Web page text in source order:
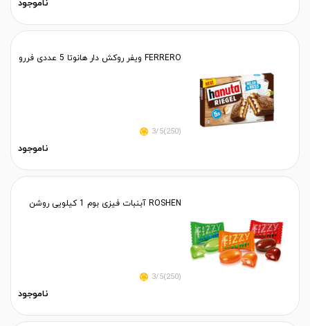
ناموجود
FERRERO ویفر روکش دار هانوتا 5 عددی فررو
(250)3/5
ناموجود
ROSHEN آبنبات فیزی بوم 1 کیلویی روشن
(250)3/5
ناموجود